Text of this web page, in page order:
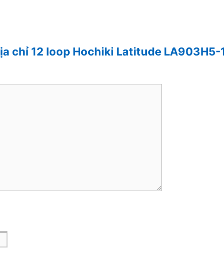
chỉ 12 loop Hochiki Latitude LA903H5-